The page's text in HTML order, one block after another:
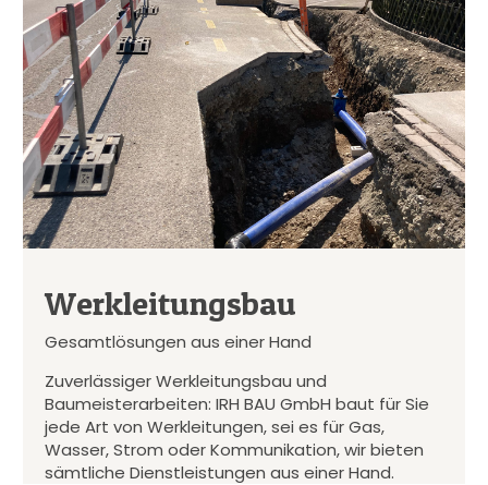
Werkleitungsbau
Gesamtlösungen aus einer Hand
Zuverlässiger Werkleitungsbau und
Baumeisterarbeiten: IRH BAU GmbH baut für Sie
jede Art von Werkleitungen, sei es für Gas,
Wasser, Strom oder Kommunikation, wir bieten
sämtliche Dienstleistungen aus einer Hand.